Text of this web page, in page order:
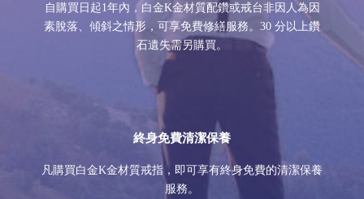
自購買日起1年內，白金K金材質配鑽或戒台非因人為因
素脫落、傾斜之情形，可享免費修繕服務。30 分以上鑽
石遺失需另購買。
終身免費清潔保養
凡購買白金K金材質戒指，即可享有終身免費的清潔保養
服務。